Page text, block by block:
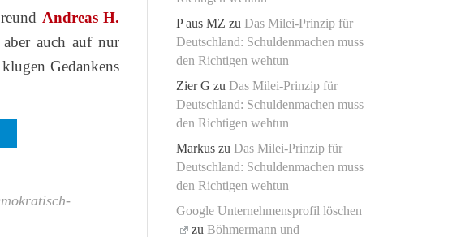
Andreas H.
auch auf nur
Gedankens
P aus MZ zu Das Milei-Prinzip für
Deutschland: Schuldenmachen muss
den Richtigen wehtun
Zier G zu Das Milei-Prinzip für
Deutschland: Schuldenmachen muss
den Richtigen wehtun
Markus zu Das Milei-Prinzip für
Deutschland: Schuldenmachen muss
den Richtigen wehtun
Google Unternehmensprofil löschen
zu Böhmermann und